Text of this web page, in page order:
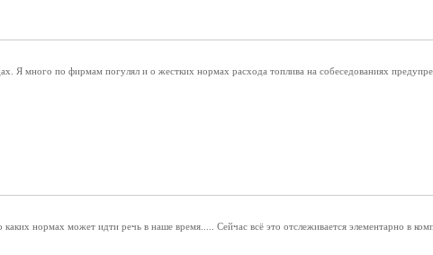
Я много по фирмам погулял и о жестких нормах расхода топлива на собеседованиях
нормах может идти речь в наше время..... Сейчас всё это отслеживается элементарно в